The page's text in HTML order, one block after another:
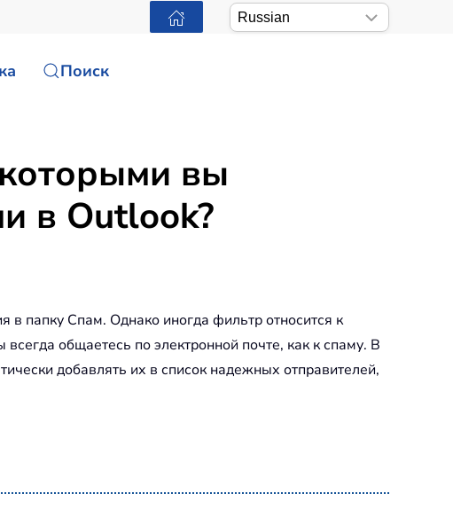
Поиск
вы
в Outlook?
папку Спам. Однако иногда фильтр относится к
общаетесь по электронной почте, как к спаму. В
добавлять их в список надежных отправителей,